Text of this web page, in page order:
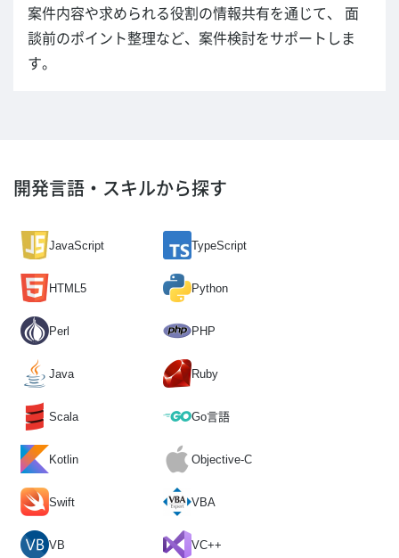
案件内容や求められる役割の情報共有を通じて、 面
談前のポイント整理など、案件検討をサポートしま
す。
開発言語・スキルから探す
JavaScript TypeScript
HTML5 Python
Perl PHP
Java Ruby
Scala Go言語
Kotlin Objective-C
Swift VBA
VB VC++